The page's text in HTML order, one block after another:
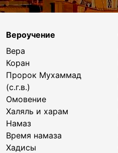
Вероучение
Вера
Коран
Пророк Мухаммад
(с.г.в.)
Омовение
Халяль и харам
Намаз
Время намаза
Хадисы